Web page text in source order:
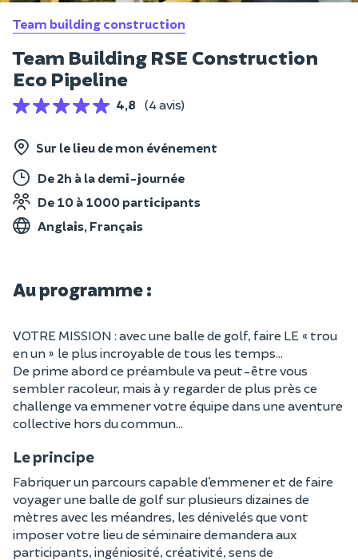
Team building construction
Team Building RSE Construction
Eco Pipeline
4,8 (4 avis)
Sur le lieu de mon événement
De 2h à la demi-journée
De 10 à 1000 participants
Anglais, Français
Au programme :
VOTRE MISSION : avec une balle de golf, faire LE « trou
en un » le plus incroyable de tous les temps…
De prime abord ce préambule va peut-être vous
sembler racoleur, mais à y regarder de plus près ce
challenge va emmener votre équipe dans une aventure
collective hors du commun…
Le principe
Fabriquer un parcours capable d’emmener et de faire
voyager une balle de golf sur plusieurs dizaines de
mètres avec les méandres, les dénivelés que vont
imposer votre lieu de séminaire demandera aux
participants, ingéniosité, créativité, sens de